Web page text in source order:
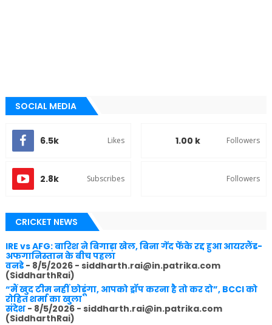
SOCIAL MEDIA
6.5k Likes 1.00 k Followers
2.8k Subscribes Followers
CRICKET NEWS
IRE vs AFG: बारिश ने बिगाड़ा खेल, बिना गेंद फेंके रद्द हुआ आयरलैंड-
अफगानिस्तान के बीच पहला
वनडे- 8/5/2026- siddharth.rai@in.patrika.com
(SiddharthRai)
“मैं खुद टीम नहीं छोडूंगा, आपको ड्रॉप करना है तो कर दो”, BCCI को
रोहित शर्मा का खुला
संदेश- 8/5/2026- siddharth.rai@in.patrika.com
(SiddharthRai)